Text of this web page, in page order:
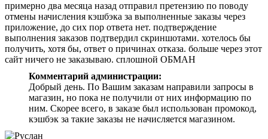
примерно два месяца назад отправил претензию по поводу
отмены начисления кэшбэка за выполненные заказы через
приложение, до сих пор ответа нет. подтверждение
выполнения заказов подтвердил скриншотами. хотелось бы
получить, хотя бы, ответ о причинах отказа. больше через этот
сайт ничего не заказываю. сплошной ОБМАН
Комментарий администрации:
Добрый день. По Вашим заказам направили запросы в
магазин, но пока не получили от них информацию по
ним. Скорее всего, в заказе был использован промокод,
кэшбэк за такие заказы не начисляется магазином.